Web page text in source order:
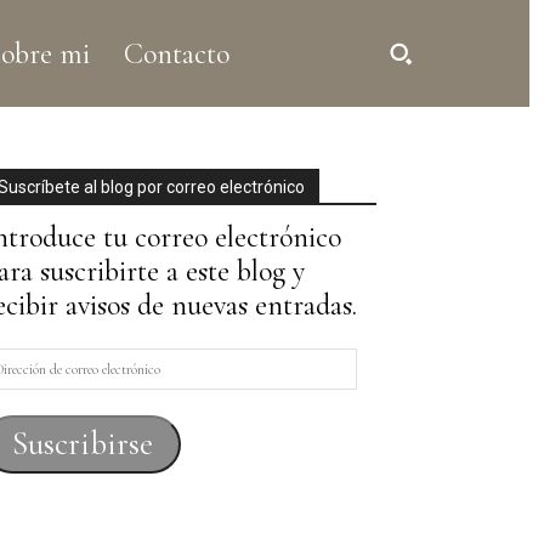
mi Contacto
al blog por correo electrónico
tu correo electrónico
suscribirte a este blog y
avisos de nuevas entradas.
Suscribirse